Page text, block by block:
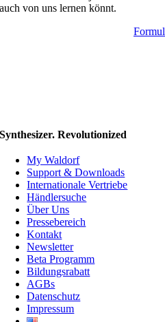
auch von uns lernen könnt.
Synthesizer. Revolutionized
My Waldorf
Support & Downloads
Internationale Vertriebe
Händlersuche
Über Uns
Pressebereich
Kontakt
Newsletter
Beta Programm
Bildungsrabatt
AGBs
Datenschutz
Impressum